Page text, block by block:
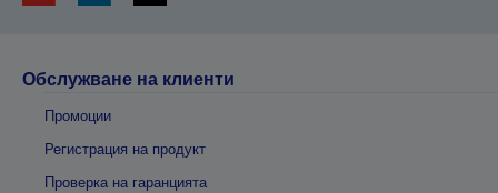
Обслужване на клиенти
Промоции
Регистрация на продукт
Проверка на гаранцията